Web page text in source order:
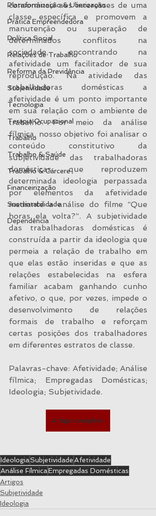
Plataformização & Uberização
Prática Empreendedora
Política Social
Relações de Trabalho
Reforma da Previdência
Subjetividade
Tecnologia
Terapia Ocupacional
Trabalho
Trabalho & Saúde
Trabalho & Cárcere
Financeirização
Sustentabilidade
Dependência
consonância aos interesses de uma
classe específica e promovem a
manutenção ou superação de
determinados conflitos na
sociedade, encontrando na
afetividade um facilitador de sua
reprodução. Na atividade das
trabalhadoras domésticas a
afetividade é um ponto importante
em sua relação com o ambiente de
trabalho. Por meio da análise
fílmica, nosso objetivo foi analisar o
conteúdo constitutivo da
subjetividade das trabalhadoras
domésticas que reproduzem
determinada ideologia perpassada
por elementos da afetividade
mediante a análise do filme “Que
horas ela volta?”. A subjetividade
das trabalhadoras domésticas é
construída a partir da ideologia que
permeia a relação de trabalho em
que elas estão inseridas e que as
relações estabelecidas na esfera
familiar acabam ganhando cunho
afetivo, o que, por vezes, impede o
desenvolvimento de relações
formais de trabalho e reforçam
certas posições dos trabalhadores
em diferentes estratos de classe.
Palavras-chave: Afetividade; Análise
fílmica; Empregadas Domésticas;
Ideologia; Subjetividade.
Artigo completo
IdeologiaSubjetividadeAfetividade
Análise FílmicaEmpregadas Domésticas
Artigos
Subjetividade
Ideologia